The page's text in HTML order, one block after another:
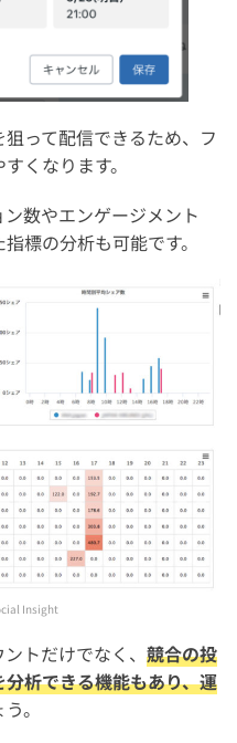
って配信できるため、フ
くなります。
数やエンゲージメント
標の分析も可能です。
Insight
トだけでなく、 競合の投
析できる機能もあり、運
。